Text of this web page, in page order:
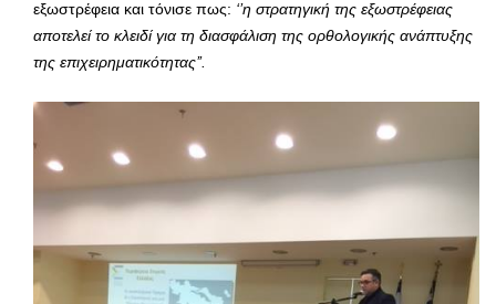
εξωστρέφεια και τόνισε πως: ‘’η στρατηγική της εξωστρέφειας
αποτελεί το κλειδί για τη διασφάλιση της ορθολογικής ανάπτυξης
της επιχειρηματικότητας’’.